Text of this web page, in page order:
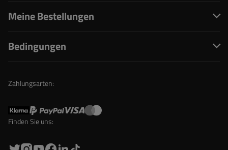
Meine Bestellungen
Bedingungen
Zahlungsarten:
Finden Sie uns: